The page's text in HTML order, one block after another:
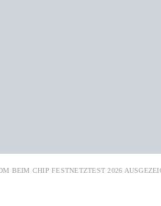
BEIM CHIP FESTNETZTEST 2026